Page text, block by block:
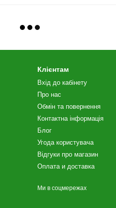
Клієнтам
Вхід до кабінету
Про нас
Обмін та повернення
Контактна інформація
Блог
Угода користувача
Відгуки про магазин
Оплата и доставка
Ми в соцмережах